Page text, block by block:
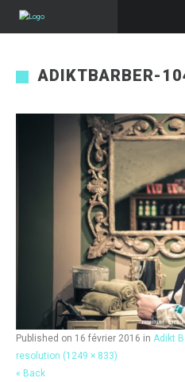
ADIKTBARBER-
Published on 16 février 2016 in Adikt
resolution (1249 × 833)
« Back